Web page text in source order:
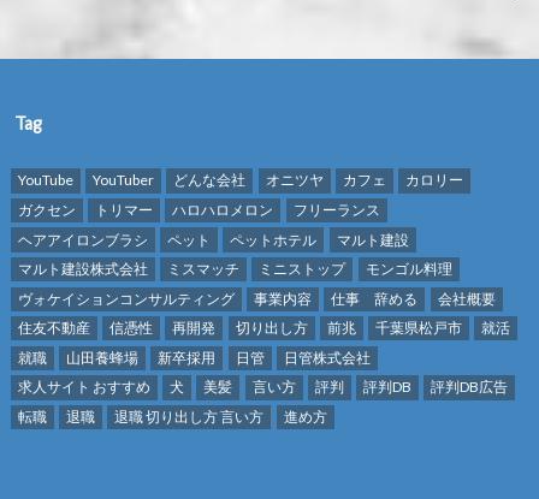
Tag
YouTube YouTuber どんな会社 オニツヤ カフェ
カロリー
ガクセン
トリマー ハロハロメロン
フリーランス
ヘアアイロンブラシ
ペット ペットホテル
マルト建設
マルト建設株式会社
ミスマッチ ミニストップ
モンゴル料理
ヴォケイションコンサルティング
事業内容 仕事 辞める
会社概要
住友不動産
信憑性 再開発 切り出し方 前兆 千葉県松戸市
就活
就職
山田養蜂場 新卒採用 日管
日管株式会社
求人サイト おすすめ
犬 美髪 言い方 評判 評判DB
評判DB広告
転職
退職 退職 切り出し方 言い方 進め方